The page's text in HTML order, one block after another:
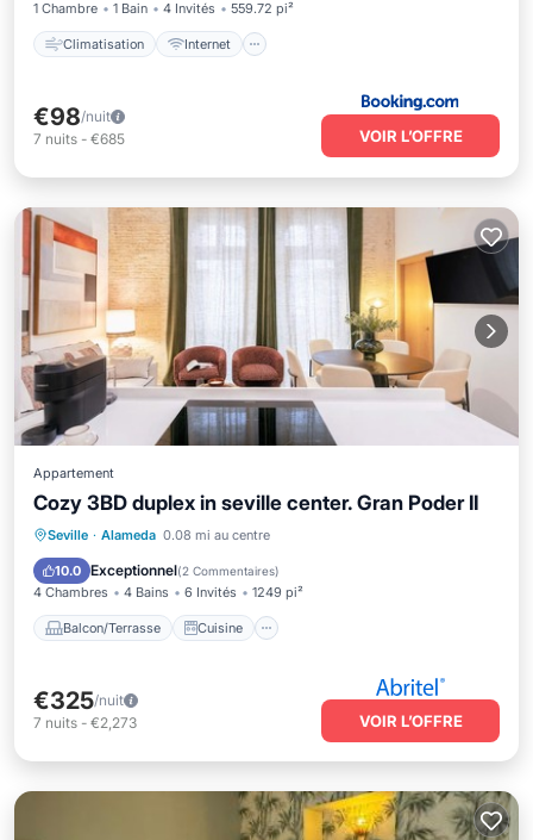
1 Chambre 1 Bain 4 Invités 559.72 pi²
Climatisation Internet
€98/nuit
7 nuits - €685 VOIR L’OFFRE
Appartement
Cozy 3BD duplex in seville center. Gran Poder II
Seville · Alameda 0.08 mi au centre
10.0 Exceptionnel(2 Commentaires)
4 Chambres 4 Bains 6 Invités 1249 pi²
Balcon/Terrasse Cuisine
Balcon/Terrasse
Cuisine
Climatisation
Internet
€325/nuit
7 nuits - €2,273 VOIR L’OFFRE